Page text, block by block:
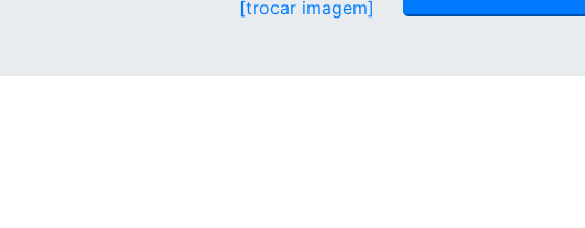
[trocar imagem]